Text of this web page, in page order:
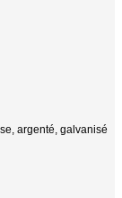
argenté, galvanisé